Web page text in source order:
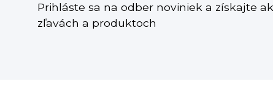
Prihláste sa na odber noviniek a získajte
zľavách a produktoch